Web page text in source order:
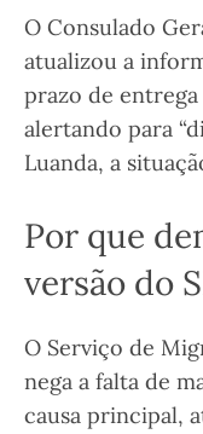
O Consulado
atualizou a
prazo de
alertando para
Luanda, a
Por que
versão do
O Serviço de
nega a falta de
causa principal,